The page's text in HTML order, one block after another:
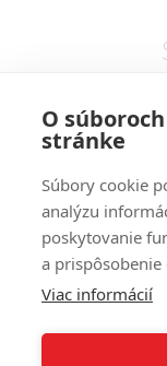
O
stránke
Súbory cookie
analýzu
poskytovanie
a prispôsobenie
Viac informácií